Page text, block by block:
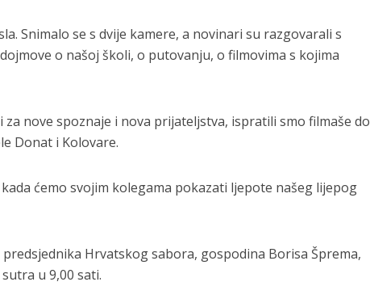
Snimalo se s dvije kamere, a novinari su razgovarali s
o našoj školi, o putovanju, o filmovima s kojima
nove spoznaje i nova prijateljstva, ispratili smo filmaše do
Donat i Kolovare.
ćemo svojim kolegama pokazati ljepote našeg lijepog
Hrvatskog sabora, gospodina Borisa Šprema,
u 9,00 sati.